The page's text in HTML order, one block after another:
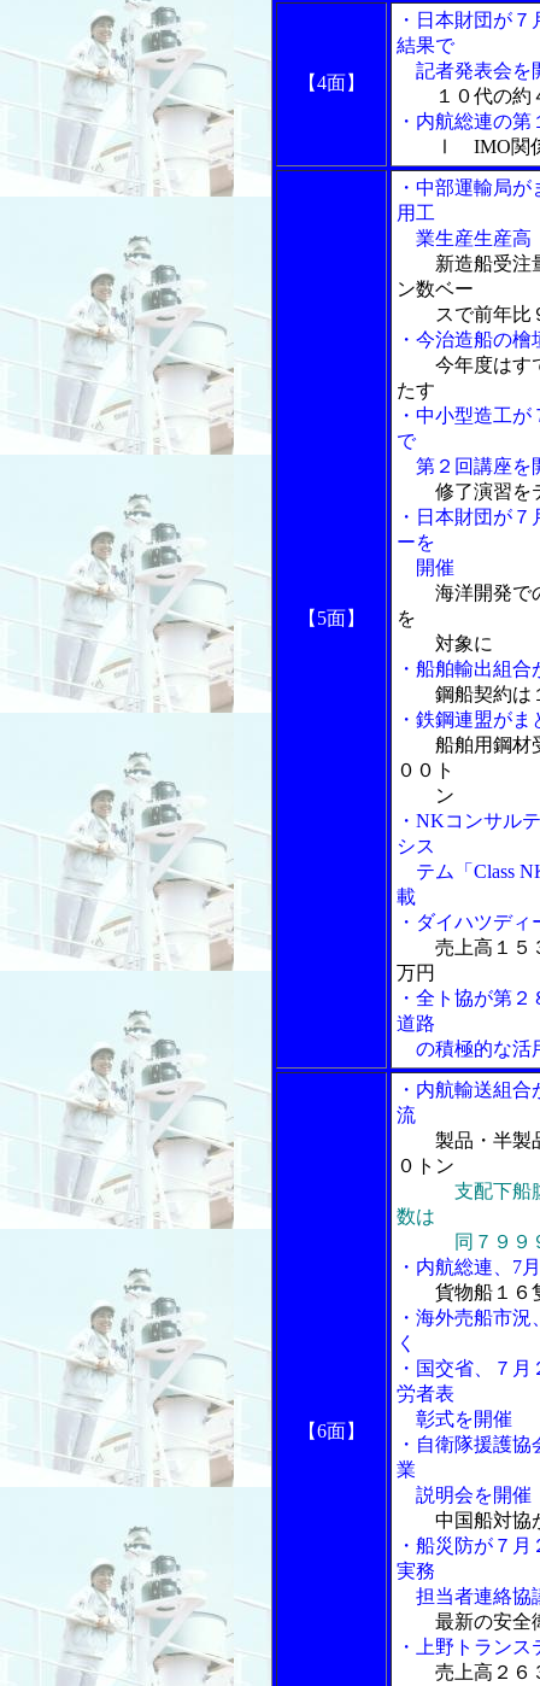
【4面】
・日本財団が
結果で
記者発表会を
１０代の
・内航総連の
Ⅰ IMO関
【5面】
・中部運輸局
用工
業生産生産高
新造船受注
ン数ベー
スで前年比
・今治造船の
今年度はす
たす
・中小型造工
で
第２回講座を
修了演習を
・日本財団が
ーを
開催
海洋開発で
を
対象に
・船舶輸出組
鋼船契約は
・鉄鋼連盟が
船舶用鋼材
００ト
ン
・NKコンサル
シス
テム「Class
載
・ダイハツデ
売上高１５
万円
・全ト協が第
道路
の積極的な活
【6面】
・内航輸送組
流
製品・半製
０トン
支配下船
数は
同７９９９
・内航総連、7
貨物船１６
・海外売船市
く
・国交省、７
労者表
彰式を開催
・自衛隊援護
業
説明会を開催
中国船対協
・船災防が７
実務
担当者連絡協
最新の安全
・上野トラン
売上高２６